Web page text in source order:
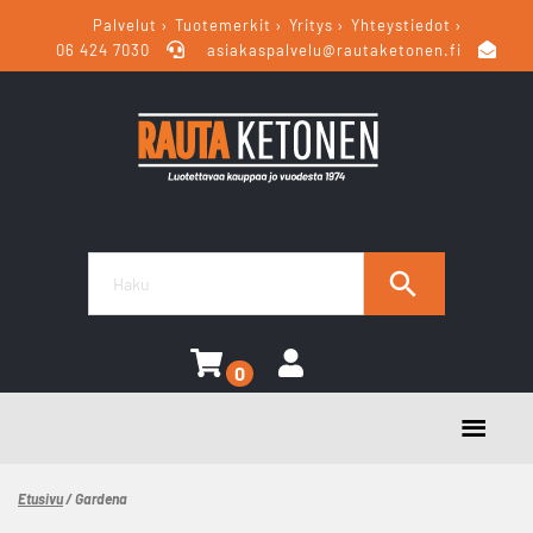
Palvelut Tuotemerkit Yritys
Yhteystiedot
06 424 7030
asiakaspalvelu@rautaketonen.fi
0
Etusivu/ Gardena